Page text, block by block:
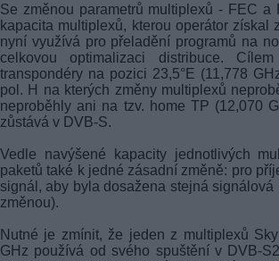
Se změnou parametrů multiplexů - FEC a
kapacita multiplexů, kterou operátor získal
nyní využívá pro přeladění programů na
celkovou optimalizaci distribuce.
transpondéry na pozici 23,5°E (11,778
pol. H na kterých změny multiplexů
neproběhly ani na tzv. home TP (12,070
zůstává v DVB-S.
Vedle navýšené kapacity jednotlivých
paketů také k jedné zásadní změně: pro
signál, aby byla dosažena stejná
změnou).
Nutné je zmínit, že jeden z multiplexů
GHz používá od svého spuštění v DVB-